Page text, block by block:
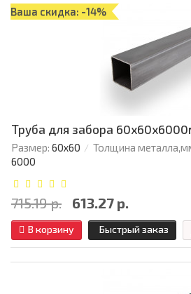
Ваша скидка: -14%
Труба для забора
Размер: 60х60 Толщина
6000
715.19 р. 613.27 р.
В корзину Быстрый заказ